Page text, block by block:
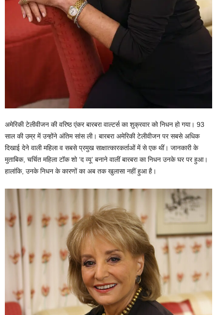
अमेरिकी टेलीवीजन की वरिष्ठ एंकर बारबरा वाल्टर्स का शुक्रवार को निधन हो गया। 93
साल की उम्र में उन्होंने अंतिम सांस ली। बारबरा अमेरिकी टेलीवीजन पर सबसे अधिक
दिखाई देने वाली महिला व सबसे प्रमुख साक्षात्कारकर्ताओं में से एक थीं। जानकारी के
मुताबिक, चर्चित महिला टॉक शो ‘द व्यू’ बनाने वालीं बारबरा का निधन उनके घर पर हुआ।
हालांकि, उनके निधन के कारणों का अब तक खुलासा नहीं हुआ है।